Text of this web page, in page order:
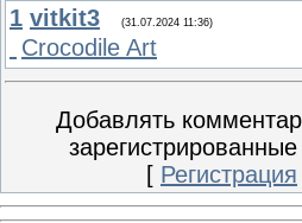
1 vitkit3 (31.07.2024 11:36)
Crocodile Art
Добавлять
[ Регистрация